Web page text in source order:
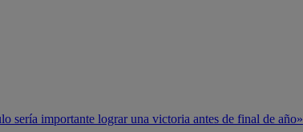
sería importante lograr una victoria antes de final de año»